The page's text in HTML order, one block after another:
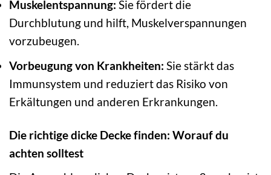
Muskelentspannung: Sie fördert die
Durchblutung und hilft, Muskelverspannungen
vorzubeugen.
Vorbeugung von Krankheiten: Sie stärkt das
Immunsystem und reduziert das Risiko von
Erkältungen und anderen Erkrankungen.
Die richtige dicke Decke finden: Worauf du
achten solltest